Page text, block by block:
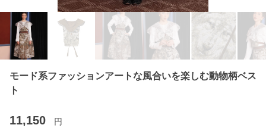
モード系ファッションアートな風合いを楽しむ動物柄ベス
ト
11,150 円